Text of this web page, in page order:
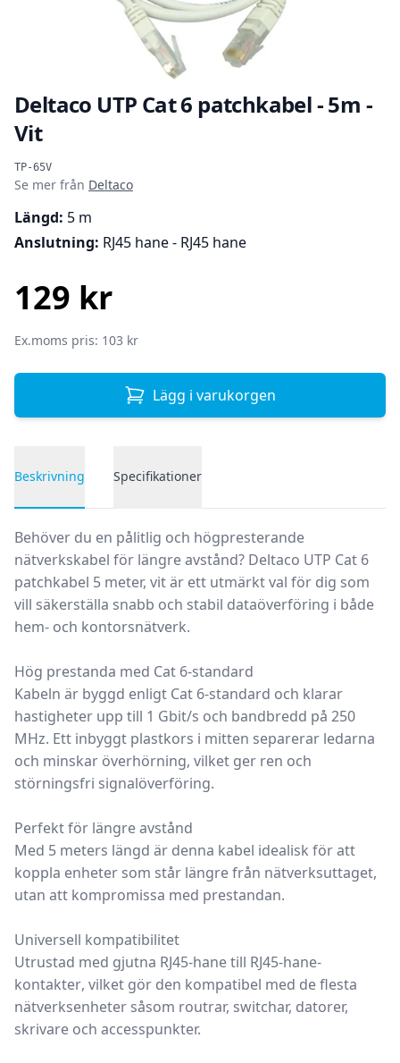
Deltaco UTP Cat 6 patchkabel - 5m -
Vit
TP-65V
Produktinformation
Se mer från Deltaco
Längd: 5 m
Anslutning: RJ45 hane - RJ45 hane
129 kr
Ex.moms pris: 103 kr
Lägg i varukorgen
Beskrivning Specifikationer
Behöver du en pålitlig och högpresterande
nätverkskabel för längre avstånd? Deltaco UTP Cat 6
patchkabel 5 meter, vitär ett utmärkt val för dig som
vill säkerställa snabb och stabil dataöverföring i både
hem- och kontorsnätverk.
Hög prestanda med Cat 6-standard
Kabeln är byggd enligt Cat 6-standard och klarar
hastigheter upp till 1 Gbit/s och bandbredd på 250
MHz. Ett inbyggt plastkors i mitten separerar ledarna
och minskar överhörning, vilket ger ren och
störningsfri signalöverföring.
Perfekt för längre avstånd
Med 5 meters längd är denna kabel idealisk för att
koppla enheter som står längre från nätverksuttaget,
utan att kompromissa med prestandan.
Universell kompatibilitet
Utrustad med gjutna RJ45-hane till RJ45-hane-
kontakter, vilket gör den kompatibel med de flesta
nätverksenheter såsom routrar, switchar, datorer,
skrivare och accesspunkter.